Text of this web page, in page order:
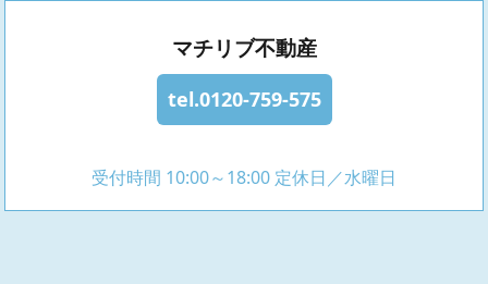
マチリブ不動産
tel.0120-759-575
受付時間 10:00～18:00 定休日／水曜日